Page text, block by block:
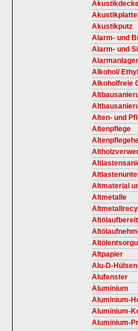
Akustikputz
Alarm- und
Alarm- und
Alkohol/
Alkoholfreie
Alten- und
Altenpflege
Altmaterial
Altmetalle
Altpapier
Alu-D-Hülsen
Alufenster
Aluminium
Aluminium-
Aluminium-
Aluminium-